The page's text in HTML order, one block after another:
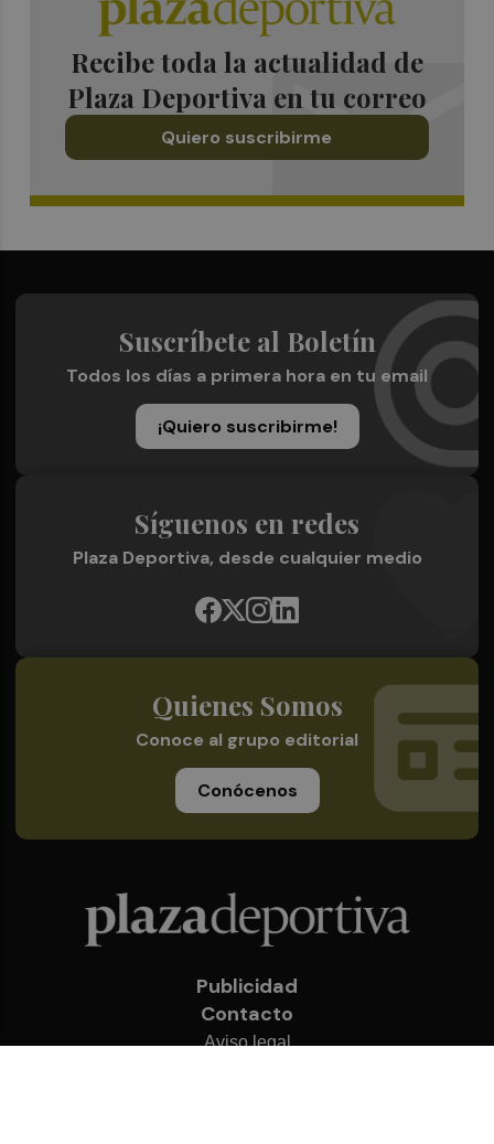
Recibe toda la actualidad de
Plaza Deportiva en tu correo
Quiero suscribirme
Suscríbete al Boletín
Todos los días a primera hora en tu email
¡Quiero suscribirme!
Síguenos en redes
Plaza Deportiva, desde cualquier medio
Quienes Somos
Conoce al grupo editorial
Conócenos
Publicidad
Contacto
Aviso legal